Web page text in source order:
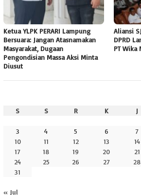
Ketua YLPK PERARI Lampung
Bersuara: Jangan Atasnamakan
Masyarakat, Dugaan
Pengondisian Massa Aksi Minta
Diusut
Aliansi
DPRD
PT Wika
S
S R K J
3
4 5 6 7
10
11 12 13 14
17
18 19 20 21
24
25 26 27 28
31
« Jul